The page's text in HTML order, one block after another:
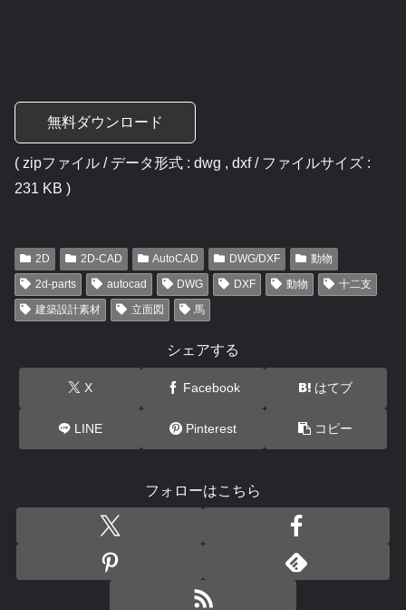
無料ダウンロード
( zipファイル / データ形式 : dwg , dxf / ファイルサイズ :
231 KB )
2D 2D-CAD AutoCAD DWG/DXF
動物
2d-parts
autocad DWG DXF 動物
十二支
建築設計素材
立面図 馬
シェアする
X Facebook はてブ
LINE Pinterest コピー
フォローはこちら